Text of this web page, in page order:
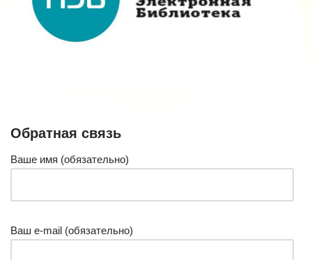
Обратная связь
Ваше имя (обязательно)
Ваш e-mail (обязательно)